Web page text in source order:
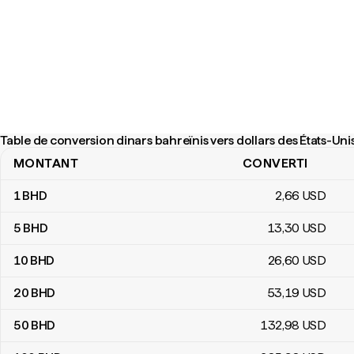
Table de conversion dinars bahreïnis vers dollars des États-
Table de conversion dinars bahreïnis vers dollars des États-Unis
MONTANT CONVERTI
1BHD 2,66 USD
5 BHD 13,30 USD
10 BHD 26,60 USD
20 BHD 53,19 USD
50 BHD 132,98 USD